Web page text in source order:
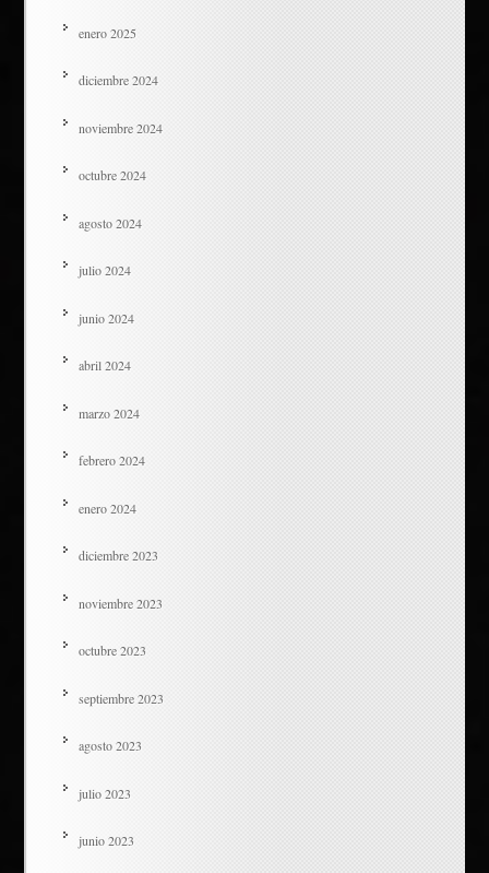
enero 2025
diciembre 2024
noviembre 2024
octubre 2024
agosto 2024
julio 2024
junio 2024
abril 2024
marzo 2024
febrero 2024
enero 2024
diciembre 2023
noviembre 2023
octubre 2023
septiembre 2023
agosto 2023
julio 2023
junio 2023